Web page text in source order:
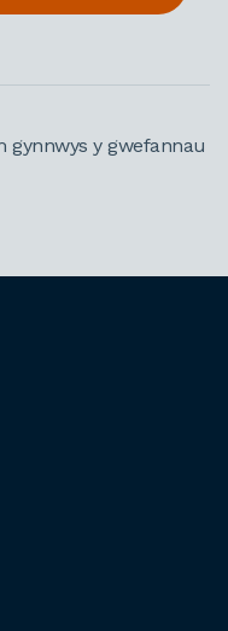
gynnwys y gwefannau